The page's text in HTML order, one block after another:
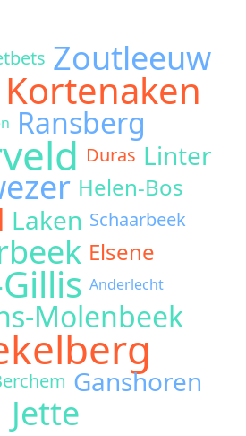
Zoutleeuw
Kortenaken
Ransberg
Duras Linter
Helen-Bos
Laken Schaarbeek
Elsene
Anderlecht
Molenbeek
Ganshoren
Jette